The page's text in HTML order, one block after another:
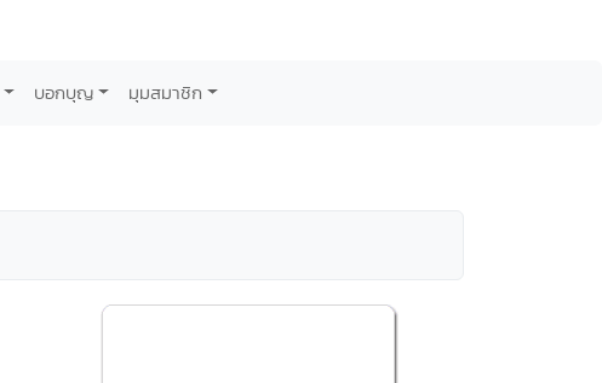
บอกบุญ มุมสมาชิก